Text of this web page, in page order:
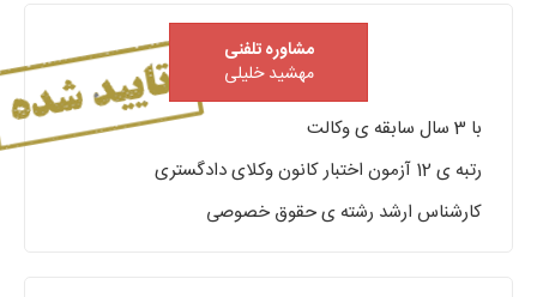
مشاوره تلفنی
مهشید خلیلی
با 3 سال سابقه ی وکالت
رتبه ی 12 آزمون اختبار کانون وکلای دادگستری
کارشناس ارشد رشته ی حقوق خصوصی